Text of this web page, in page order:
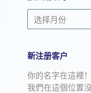
顾
问
按
日
导
新注册客户
你的名字在這裡！
我們在這個位置